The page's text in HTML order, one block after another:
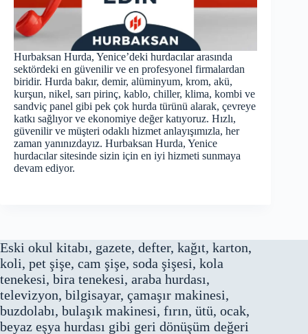
Hurbaksan Hurda, Yenice’deki hurdacılar arasında
sektördeki en güvenilir ve en profesyonel firmalardan
biridir. Hurda bakır, demir, alüminyum, krom, akü,
kurşun, nikel, sarı pirinç, kablo, chiller, klima, kombi ve
sandviç panel gibi pek çok hurda türünü alarak, çevreye
katkı sağlıyor ve ekonomiye değer katıyoruz. Hızlı,
güvenilir ve müşteri odaklı hizmet anlayışımızla, her
zaman yanınızdayız. Hurbaksan Hurda, Yenice
hurdacılar sitesinde sizin için en iyi hizmeti sunmaya
devam ediyor.
Eski okul kitabı, gazete, defter, kağıt, karton,
koli, pet şişe, cam şişe, soda şişesi, kola
tenekesi, bira tenekesi, araba hurdası,
televizyon, bilgisayar, çamaşır makinesi,
buzdolabı, bulaşık makinesi, fırın, ütü, ocak,
beyaz eşya hurdası gibi geri dönüşüm değeri